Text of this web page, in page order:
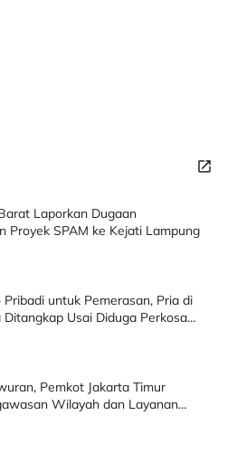
Laporkan Dugaan
Proyek SPAM ke Kejati Lampung
Pribadi untuk Pemerasan, Pria di
Ditangkap Usai Diduga Perkosa
Pemkot Jakarta Timur
Wilayah dan Layanan